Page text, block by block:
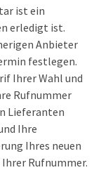
ist ein
erledigt ist.
Anbieter
festlegen.
Ihrer Wahl und
Rufnummer
Lieferanten
Ihre
Ihres neuen
Rufnummer.